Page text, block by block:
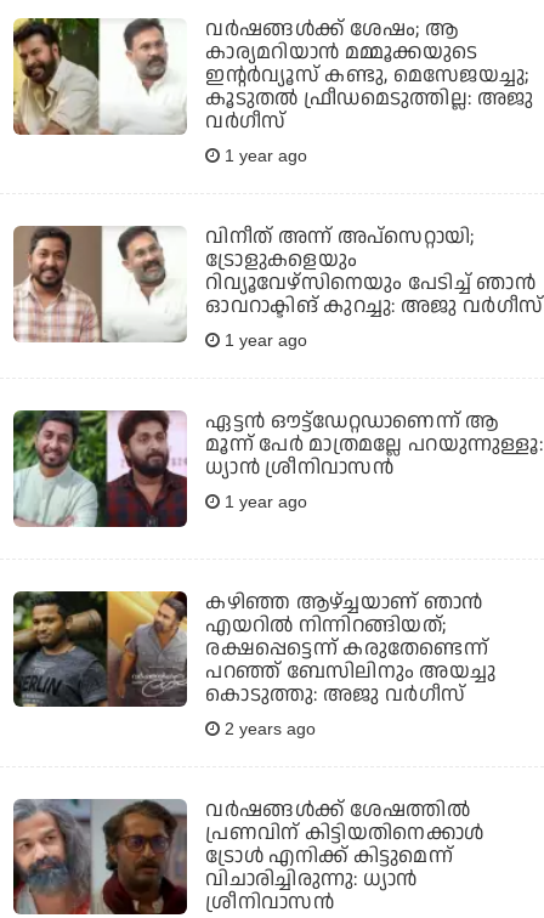
വര്‍ഷങ്ങള്‍ക്ക് ശേഷം; ആ
കാര്യമറിയാന്‍ മമ്മൂക്കയുടെ
ഇന്റര്‍വ്യൂസ് കണ്ടു, മെസേജയച്ചു;
കൂടുതല്‍ ഫ്രീഡമെടുത്തില്ല: അജു
വര്‍ഗീസ്
1 year ago
വിനീത് അന്ന് അപ്‌സെറ്റായി;
ട്രോളുകളെയും
റിവ്യൂവേഴ്‌സിനെയും പേടിച്ച് ഞാന്‍
ഓവറാക്ടിങ് കുറച്ചു: അജു വര്‍ഗീസ്
1 year ago
ഏട്ടന്‍ ഔട്ട്‌ഡേറ്റഡാണെന്ന് ആ
മൂന്ന് പേര്‍ മാത്രമല്ലേ പറയുന്നുള്ളൂ:
ധ്യാന്‍ ശ്രീനിവാസന്‍
1 year ago
കഴിഞ്ഞ ആഴ്ച്ചയാണ് ഞാന്‍
എയറില്‍ നിന്നിറങ്ങിയത്;
രക്ഷപ്പെട്ടെന്ന് കരുതേണ്ടെന്ന്
പറഞ്ഞ് ബേസിലിനും അയച്ചു
കൊടുത്തു: അജു വര്‍ഗീസ്
2 years ago
വര്‍ഷങ്ങള്‍ക്ക് ശേഷത്തില്‍
പ്രണവിന് കിട്ടിയതിനെക്കാള്‍
ട്രോള്‍ എനിക്ക് കിട്ടുമെന്ന്
വിചാരിച്ചിരുന്നു: ധ്യാന്‍
ശ്രീനിവാസന്‍